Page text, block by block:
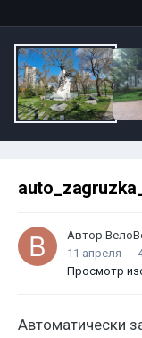
Автор
11 апреля
Просмотр
Автоматически